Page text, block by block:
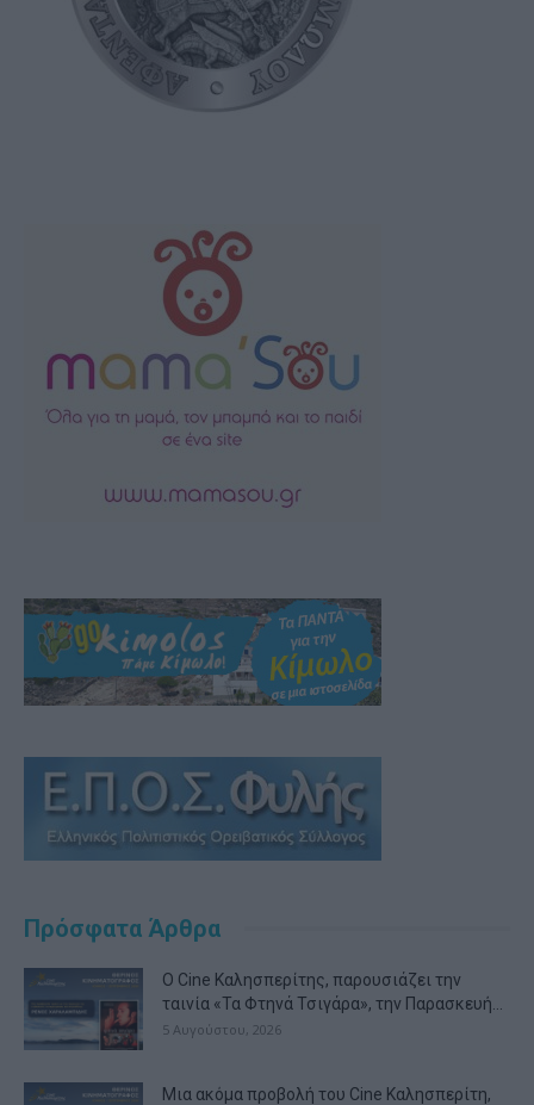
Πρόσφατα Άρθρα
Ο Cine Καλησπερίτης, παρουσιάζει την
ταινία «Τα Φτηνά Τσιγάρα», την Παρασκευή...
5 Αυγούστου, 2026
Μια ακόμα προβολή του Cine Καλησπερίτη,